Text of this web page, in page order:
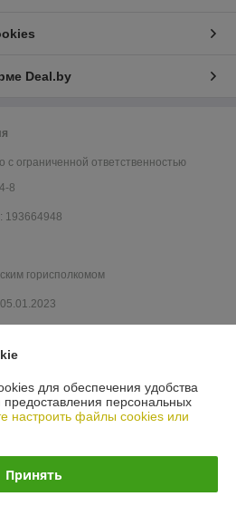
Deal.by
с ограниченной ответственностью
8
193664948
горисполкомом
для обеспечения удобства
предоставления персональных
настроить файлы cookies или
Принять